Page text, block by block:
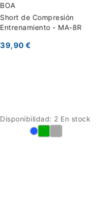
BOA
Short de Compresión
Entrenamiento - MA-8R
39,90 €
Disponibilidad: 2 En stock